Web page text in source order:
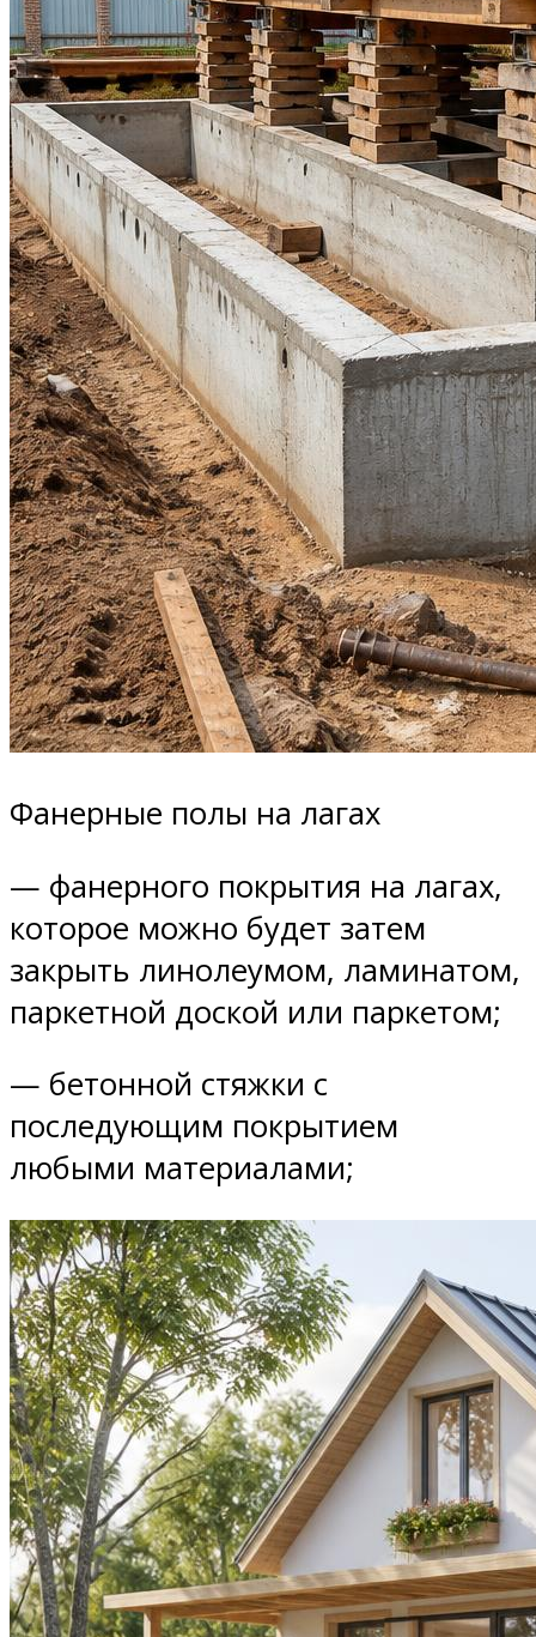
Фанерные полы на лагах
— фанерного покрытия на лагах,
которое можно будет затем
закрыть линолеумом, ламинатом,
паркетной доской или паркетом;
— бетонной стяжки с
последующим покрытием
любыми материалами;